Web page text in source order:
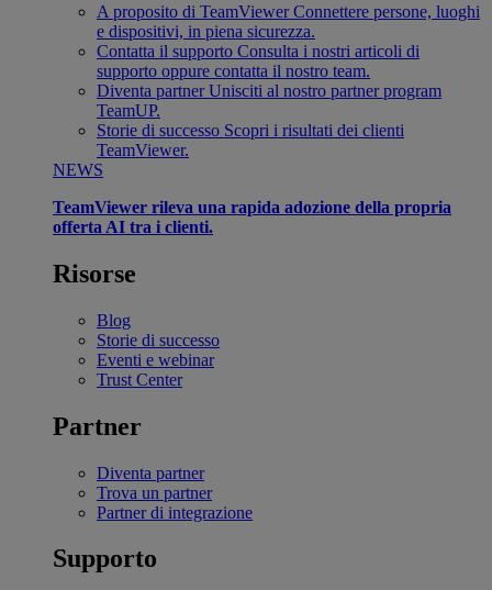
A proposito di TeamViewer Connettere persone, luoghi
e dispositivi, in piena sicurezza.
Contatta il supporto Consulta i nostri articoli di
supporto oppure contatta il nostro team.
Diventa partner Unisciti al nostro partner program
TeamUP.
Storie di successo Scopri i risultati dei clienti
TeamViewer.
NEWS
TeamViewer rileva una rapida adozione della propria
offerta AI tra i clienti.
Risorse
Blog
Storie di successo
Eventi e webinar
Trust Center
Partner
Diventa partner
Trova un partner
Partner di integrazione
Supporto